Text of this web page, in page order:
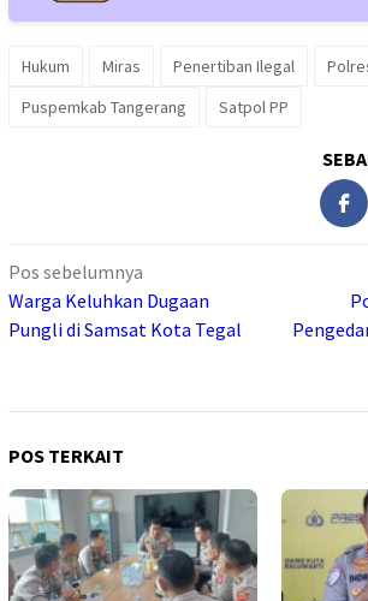
Hukum Miras Penertiban Ilegal
Puspemkab Tangerang
Satpol PP
Navigasi
pos
Pos sebelumnya
Warga Keluhkan Dugaan
Pungli di Samsat Kota Tegal
POS TERKAIT